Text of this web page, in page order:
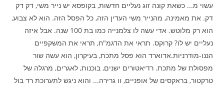
עשוי מ... כשאת קונה זוג נעליים חדשות, בקופסא יש נייר משי, דק דק
דק. את מאמינה, מהנייר משי העדין הזה, כל הפסל הזה. הוא לא צבוע,
הוא רק מלוטש. אדי עשה לו צלמנייה כמו בת 100 שנה. אבל איזה
נעליים יש לו? קרוקס. תראי את הדגמ"ח, תראי את המשקפיים
הננו-מודרניות.אדוארד הוא פסל מתכת, בעיקרון, הוא עשה שור
מפסולת של מתכת. רדיאטורים ישנים, בוכנות, לאגרים, מרגלה של
טרקטור, בראקסים של אופניים, וו גרירה... והוא ניגש לתערוכת רד בול